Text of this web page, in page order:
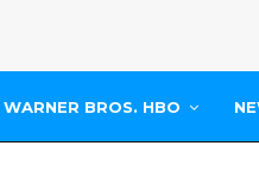
WARNER BROS. HBO